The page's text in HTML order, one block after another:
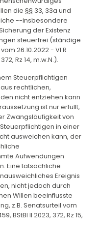
die §§ 33, 33a und
--insbesondere
der Existenz
steuerfrei (ständige
26.10.2022 - VI R
Rz 14, m.w.N.).
Steuerpflichtigen
rechtlichen,
nicht entziehen kann
ist nur erfüllt,
Zwangsläufigkeit von
in einer
ausweichen kann, der
Aufwendungen
Eine tatsächliche
Ereignis
nicht jedoch durch
Willen beeinflusste
z.B. Senatsurteil vom
BStBl II 2023, 372, Rz 15,